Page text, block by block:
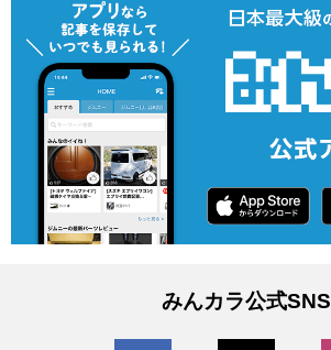
みんカラ公式SNS